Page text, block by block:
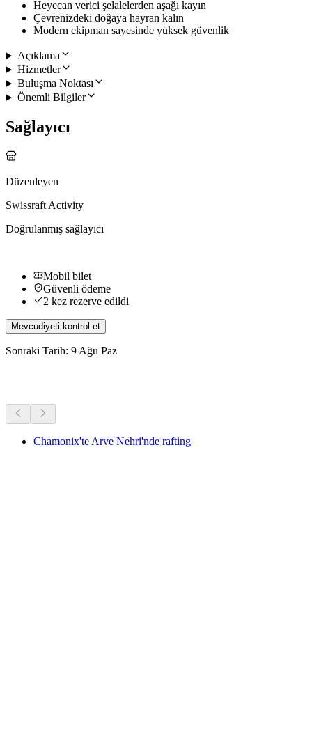
Heyecan verici şelalelerden aşağı kayın
Çevrenizdeki doğaya hayran kalın
Modern ekipman sayesinde yüksek güvenlik
Açıklama
Hizmetler
Buluşma Noktası
Önemli Bilgiler
Sağlayıcı
Düzenleyen
Swissraft Activity
Doğrulanmış sağlayıcı
Mobil bilet
Güvenli ödeme
2 kez rezerve edildi
Mevcudiyeti kontrol et
Sonraki Tarih: 9 Ağu Paz
Chamonix'te Arve Nehri'nde rafting